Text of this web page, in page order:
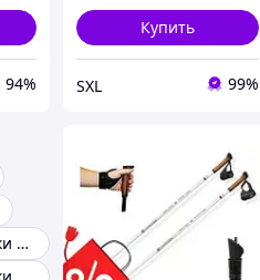
94%
Купить
SXL 99%
Треккинговые палки карбон